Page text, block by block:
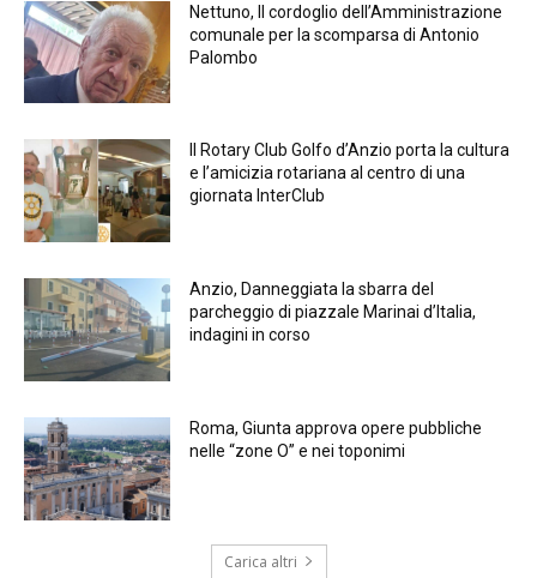
Nettuno, Il cordoglio dell’Amministrazione
comunale per la scomparsa di Antonio
Palombo
Il Rotary Club Golfo d’Anzio porta la cultura
e l’amicizia rotariana al centro di una
giornata InterClub
Anzio, Danneggiata la sbarra del
parcheggio di piazzale Marinai d’Italia,
indagini in corso
Roma, Giunta approva opere pubbliche
nelle “zone O” e nei toponimi
Carica altri